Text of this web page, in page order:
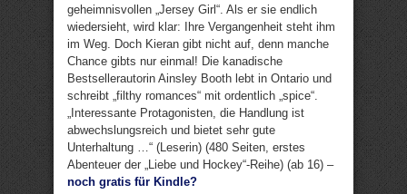
geheimnisvollen „Jersey Girl“. Als er sie endlich
wiedersieht, wird klar: Ihre Vergangenheit steht ihm
im Weg. Doch Kieran gibt nicht auf, denn manche
Chance gibts nur einmal! Die kanadische
Bestsellerautorin Ainsley Booth lebt in Ontario und
schreibt „filthy romances“ mit ordentlich „spice“.
„Interessante Protagonisten, die Handlung ist
abwechslungsreich und bietet sehr gute
Unterhaltung …“ (Leserin) (480 Seiten, erstes
Abenteuer der „Liebe und Hockey“-Reihe) (ab 16) –
noch gratis für Kindle?